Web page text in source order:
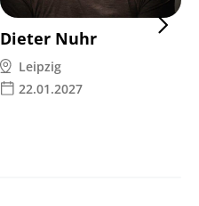
Dieter Nuhr
Leipzig
22.01.2027